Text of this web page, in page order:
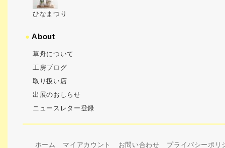
ひなまつり
●About
草舟について
工房ブログ
取り扱い店
出展のおしらせ
ニュースレター登録
ホーム マイアカウント お問い合わせ プライバシーポリ